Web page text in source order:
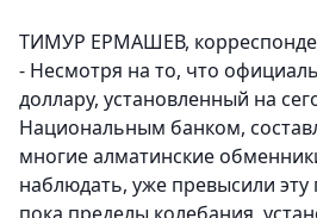
ТИМУР ЕРМАШЕВ,
- Несмотря на то, что
доллару, установленный на
Национальным банком,
многие алматинские
наблюдать, уже превысили эту